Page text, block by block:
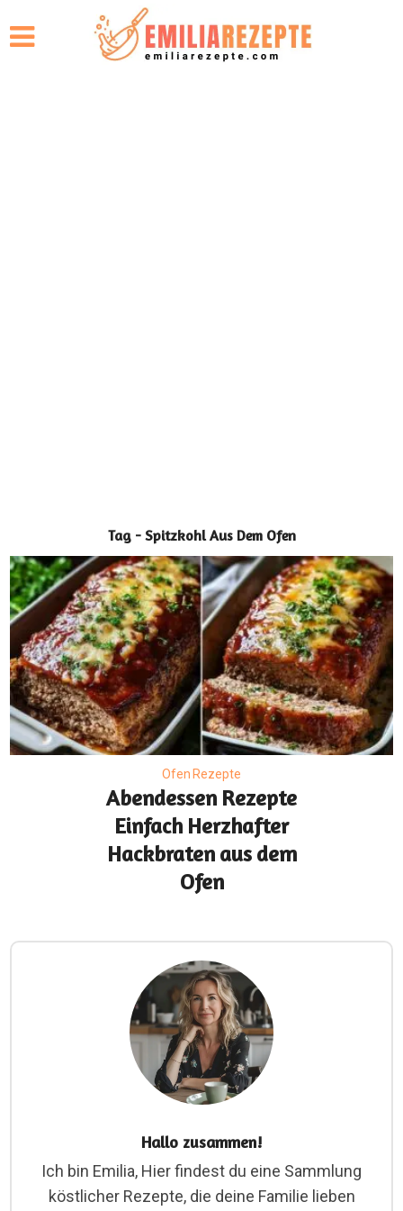
Tag - Spitzkohl Aus Dem Ofen
Ofen Rezepte
Abendessen Rezepte
Einfach Herzhafter
Hackbraten aus dem
Ofen
Hallo zusammen!
Ich bin Emilia, Hier findest du eine Sammlung
köstlicher Rezepte, die deine Familie lieben